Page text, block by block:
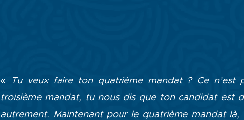
«
Tu veux faire ton quatrième mandat ? Ce
troisième mandat, tu nous dis que ton candidat est
autrement. Maintenant pour le quatrième mandat